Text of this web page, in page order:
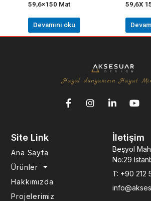
59,6×150 Mat
Devamını oku
59,6X
Hayal dünyanızın Hayat
F
a
I
L
e
d
i
n
-
i
n
Y
u
b
e
Site Link
Ana Sayfa
Ürünler
Hakkımızda
Projelerimiz
İletişim
Beşyol
No:29
T: +90 212